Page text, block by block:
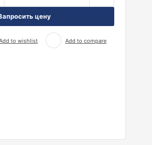
цену
to wishlist Add to compare